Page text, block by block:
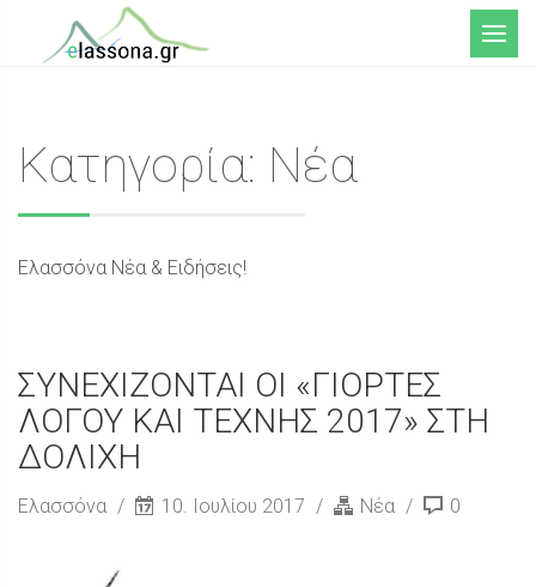
Μενού
Κατηγορία: Νέα
Ελασσόνα Νέα & Ειδήσεις!
ΣΥΝΕΧΙΖΟΝΤΑΙ ΟΙ «ΓΙΟΡΤΕΣ
ΛΟΓΟΥ ΚΑΙ ΤΕΧΝΗΣ 2017» ΣΤΗ
ΔΟΛΙΧΗ
Ελασσόνα 10. Ιουλίου 2017 Νέα 0